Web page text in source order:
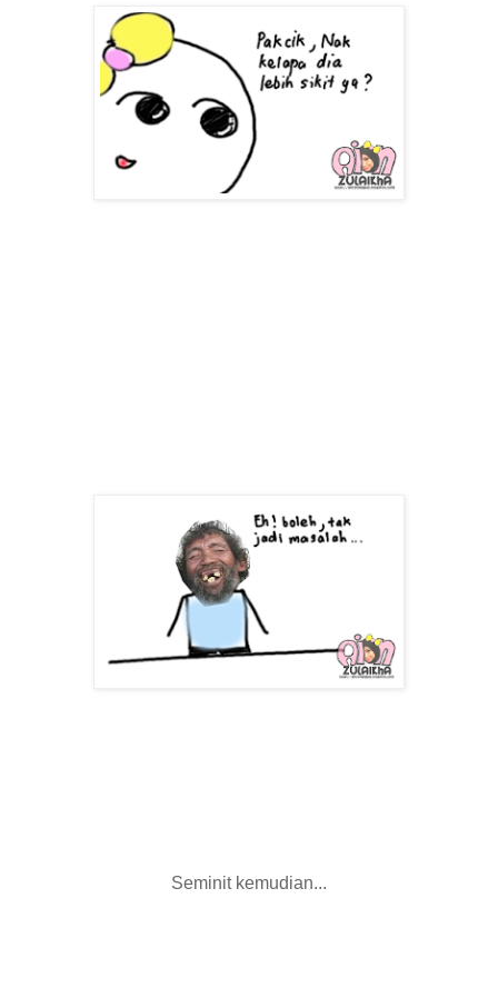
Seminit kemudian...